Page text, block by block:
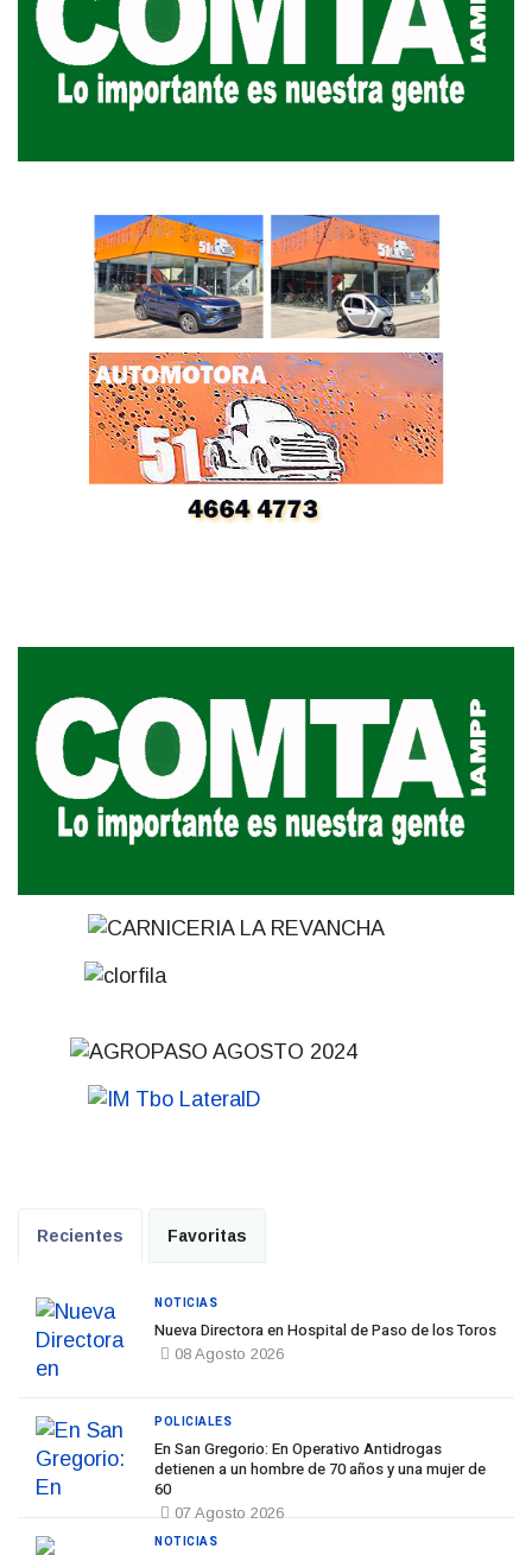
Recientes Favoritas
Nueva Directora en Hospital de Paso de los Toros
08 Agosto 2026
NOTICIAS
En San Gregorio: En Operativo Antidrogas
detienen a un hombre de 70 años y una mujer de
60
07 Agosto 2026
POLICIALES
NOTICIAS